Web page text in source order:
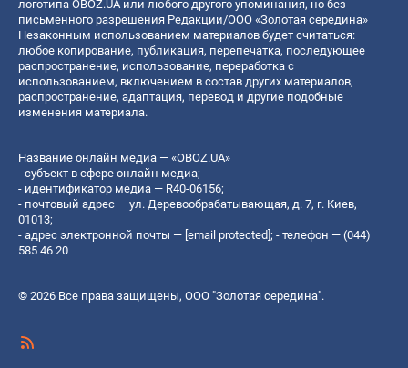
логотипа OBOZ.UA или любого другого упоминания, но без
письменного разрешения Редакции/ООО «Золотая середина»
Незаконным использованием материалов будет считаться:
любое копирование, публикация, перепечатка, последующее
распространение, использование, переработка с
использованием, включением в состав других материалов,
распространение, адаптация, перевод и другие подобные
изменения материала.
Название онлайн медиа — «OBOZ.UA»
- субъект в сфере онлайн медиа;
- идентификатор медиа — R40-06156;
- почтовый адрес — ул. Деревообрабатывающая, д. 7, г. Киев,
01013;
- адрес электронной почты — [email protected]; - телефон — (044)
585 46 20
© 2026 Все права защищены, ООО "Золотая середина".